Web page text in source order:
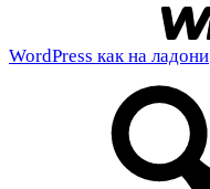
WordPress как на ладони